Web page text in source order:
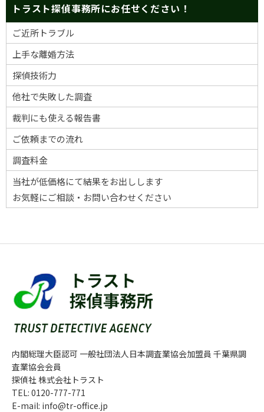
トラスト探偵事務所にお任せください！
ご近所トラブル
上手な離婚方法
探偵技術力
他社で失敗した調査
裁判にも使える報告書
ご依頼までの流れ
調査料金
当社が低価格にて結果をお出しします
お気軽にご相談・お問い合わせください
内閣総理大臣認可 一般社団法人日本調査業協会加盟員 千葉県調
査業協会会員
探偵社 株式会社トラスト
TEL: 0120-777-771
E-mail: info@tr-office.jp